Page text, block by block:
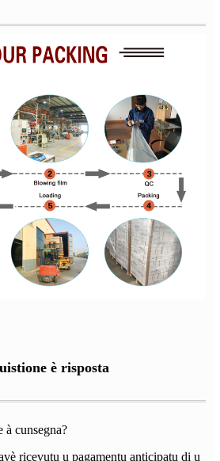
è risposta
cunsegna?
ricevutu u pagamentu anticipatu di u